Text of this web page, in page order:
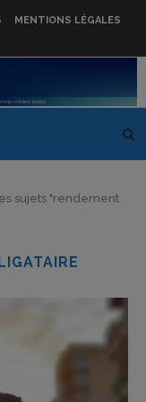
MENTIONS LÉGALES
sujets "rendement